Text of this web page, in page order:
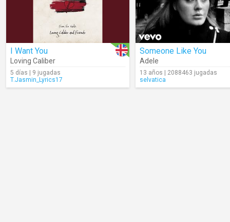
I Want You
Loving Caliber
5 días | 9 jugadas
T.Jasmin_Lyrics17
Someone Like You
Adele
13 años | 2088463 jugadas
selvatica